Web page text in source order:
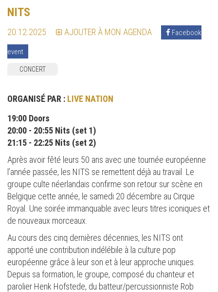
NITS
20.12.2025 AJOUTER À MON AGENDA Facebook
event
CONCERT
ORGANISÉ PAR : LIVE NATION
19:00 Doors
20:00 - 20:55 Nits (set 1)
21:15 - 22:25 Nits (set 2)
Après avoir fêté leurs 50 ans avec une tournée européenne
l’année passée, les NITS se remettent déjà au travail. Le
groupe culte néerlandais confirme son retour sur scène en
Belgique cette année, le samedi 20 décembre au Cirque
Royal. Une soirée immanquable avec leurs titres iconiques et
de nouveaux morceaux.
Au cours des cinq dernières décennies, les NITS ont
apporté une contribution indélébile à la culture pop
européenne grâce à leur son et à leur approche uniques.
Depuis sa formation, le groupe, composé du chanteur et
parolier Henk Hofstede, du batteur/percussionniste Rob